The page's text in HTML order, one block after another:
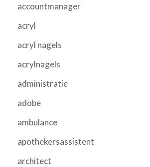
accountmanager
acryl
acryl nagels
acrylnagels
administratie
adobe
ambulance
apothekersassistent
architect